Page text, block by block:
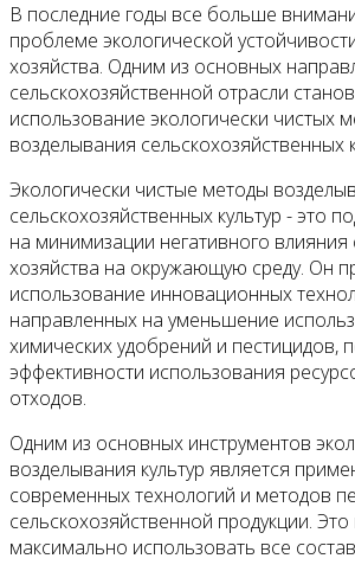
В последние годы все больше
проблеме экологической
хозяйства. Одним из основных
сельскохозяйственной отрасли
использование экологически чистых
возделывания сельскохозяйственных
Экологически чистые методы
сельскохозяйственных культур - это
на минимизации негативного влияния
хозяйства на окружающую среду. Он
использование инновационных
направленных на уменьшение
химических удобрений и пестицидов,
эффективности использования
отходов.
Одним из основных инструментов
возделывания культур является
современных технологий и методов
сельскохозяйственной продукции.
максимально использовать все